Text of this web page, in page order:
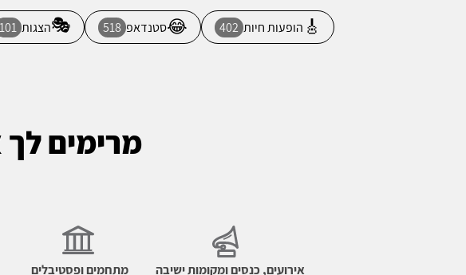
🎸 הופעות חיות 402
😂סטנדאפ 518
🎭הצגות 101
מרימים
אירועים, כנסים ומקומות ישיבה מתחמים ופסטיבלים